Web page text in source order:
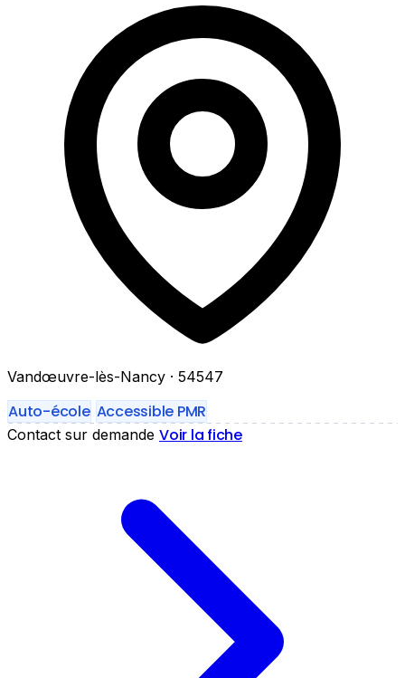
Vandœuvre-lès-Nancy · 54547
Auto-école Accessible PMR
Contact sur demande Voir la fiche